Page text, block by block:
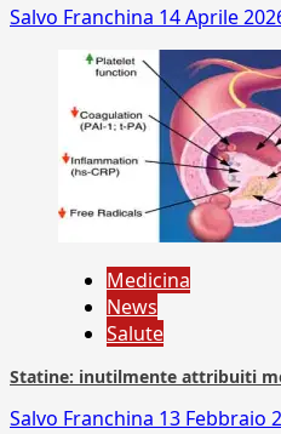
Salvo Franchina 14 Aprile
Medicina
News
Salute
Statine: inutilmente attribuiti
Salvo Franchina 13 Febbraio